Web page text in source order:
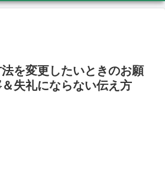
を変更したいときのお願
失礼にならない伝え方